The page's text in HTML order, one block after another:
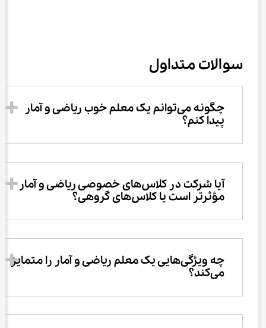
سوالات متداول
چگونه می‌توانم یک معلم خوب ریاضی و آمار
پیدا کنم؟
آیا شرکت در کلاس‌های خصوصی ریاضی و آمار
مؤثرتر است یا کلاس‌های گروهی؟
چه ویژگی‌هایی یک معلم ریاضی و آمار را متمایز
می‌کند؟